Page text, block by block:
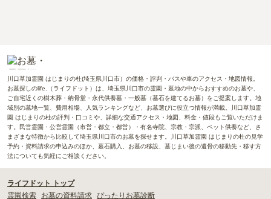
川口草加霊園 はじまりの杜(埼玉県川口市）の価格・評判・バスや車のアクセス・地図情報。
お墓探しのlife.（ライフドット）は、埼玉県川口市の霊園・墓地の中からおすすめのお墓や、
ご自宅近くの樹木葬・納骨堂・永代供養墓・一般墓（墓石を建てるお墓）をご提案します。地
域別の墓地一覧、費用相場、人気ランキングなど、お墓選びに役立つ情報が満載。川口草加霊
園 はじまりの杜の評判・口コミや、詳細な交通アクセス・地図、料金・値段もご覧いただけま
す。民営霊園・公営霊園（市営・都立・都営）・有名寺院、宗教・宗派、ペット供養など、さ
まざまな特徴から比較して埼玉県川口市のお墓を探せます。川口草加霊園 はじまりの杜の見学
予約・資料請求の申込みのほか、墓石購入、お墓の移設、墓じまい後の遺骨の移動先・移す方
法についても気軽にご相談ください。
ライフドット トップ
霊園検索
お墓の資料請求 ぴったりお墓診断